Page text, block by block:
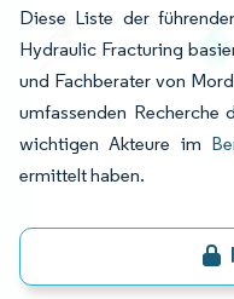
Diese Liste der
Hydraulic Fracturing
und Fachberater von
umfassenden Recherche
wichtigen Akteure im
ermittelt haben.